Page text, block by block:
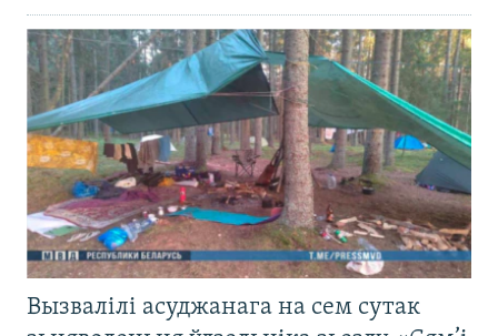
Вызвалілі асуджанага на сем сутак